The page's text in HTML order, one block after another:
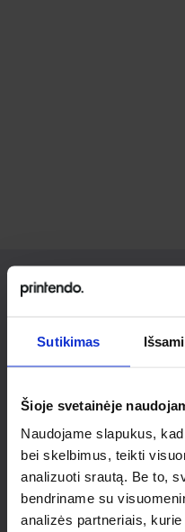
Sutikimas
Šioje svetainėje
Naudojame slapukus,
bei skelbimus, teikti
analizuoti srautą. Be to,
bendriname su
analizės partneriais,
Susisiek su
nestandartinio
Susisiekti